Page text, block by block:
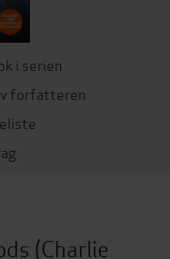
i serien
forfatteren
(Charlie